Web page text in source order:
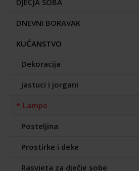
DNEVNI BORAVAK
KUĆANSTVO
Dekoracija
Jastuci i jorgani
Lampe
Posteljina
Prostirke i deke
Rasvjeta za dječje sobe